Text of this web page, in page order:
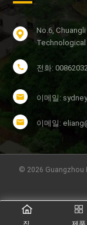
No.6,
전화:
이메일:
이메일:
© 2026 Guangzhou